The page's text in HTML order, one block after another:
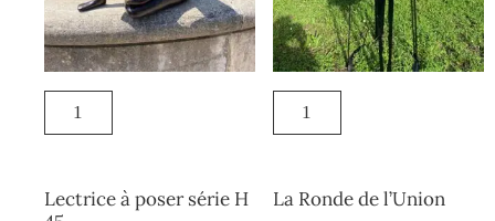
Lectrice à poser série H
La Ronde de l’Union